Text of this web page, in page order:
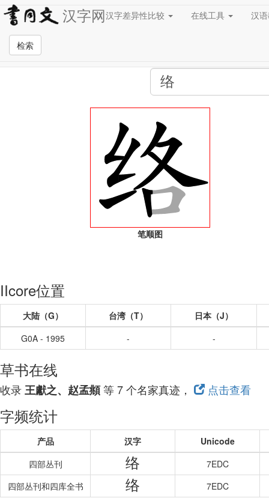
汉字网汉字差异性比较 在线工具 汉
检索
全站检索页面
笔顺图
IIcore位置
大陆（G） 台湾（T）
日本（J）
G0A - 1995
- -
草书在线
收录王獻之、赵孟頫等 7 个名家真迹， 点击查看
字频统计
产品 汉字
Unicode
四部丛刊
络
7EDC
四部丛刊和四库全书
络 7EDC